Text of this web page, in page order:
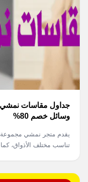
جداول مقاسات نمشي
وسائل خصم 80%
يقدم متجر نمشي مجموعة
تناسب مختلف الأذواق،